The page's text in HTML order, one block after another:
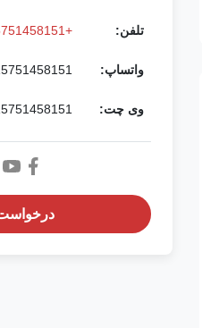
تلفن: +8615751458151
واتساپ:
وی چت:
درخواست